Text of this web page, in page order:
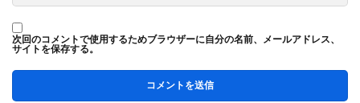
次回のコメントで使用するためブラウザーに自分の名前、メールアドレス、
サイトを保存する。